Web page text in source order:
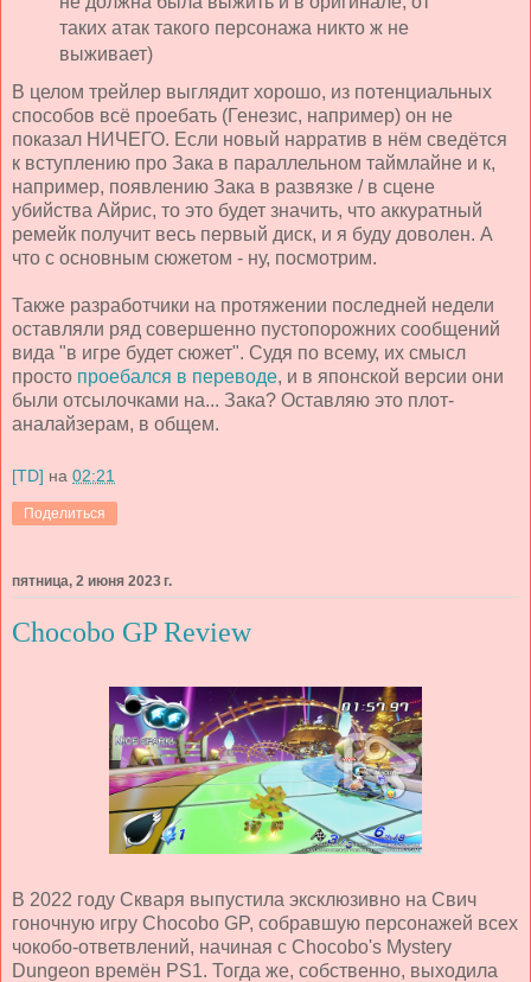
таких атак такого персонажа никто ж не
выживает)
В целом трейлер выглядит хорошо, из потенциальных
способов всё проебать (Генезис, например) он не
показал НИЧЕГО. Если новый нарратив в нём сведётся
к вступлению про Зака в параллельном таймлайне и к,
например, появлению Зака в развязке / в сцене
убийства Айрис, то это будет значить, что аккуратный
ремейк получит весь первый диск, и я буду доволен. А
что с основным сюжетом - ну, посмотрим.
Также разработчики на протяжении последней недели
оставляли ряд совершенно пустопорожних сообщений
вида "в игре будет сюжет". Судя по всему, их смысл
просто проебался в переводе, и в японской версии они
были отсылочками на... Зака? Оставляю это плот-
аналайзерам, в общем.
[TD] на 02:21
Поделиться
пятница, 2 июня 2023 г.
Chocobo GP Review
В 2022 году Скваря выпустила эксклюзивно на Свич
гоночную игру Chocobo GP, собравшую персонажей всех
чокобо-ответвлений, начиная с Chocobo's Mystery
Dungeon времён PS1. Тогда же, собственно, выходила